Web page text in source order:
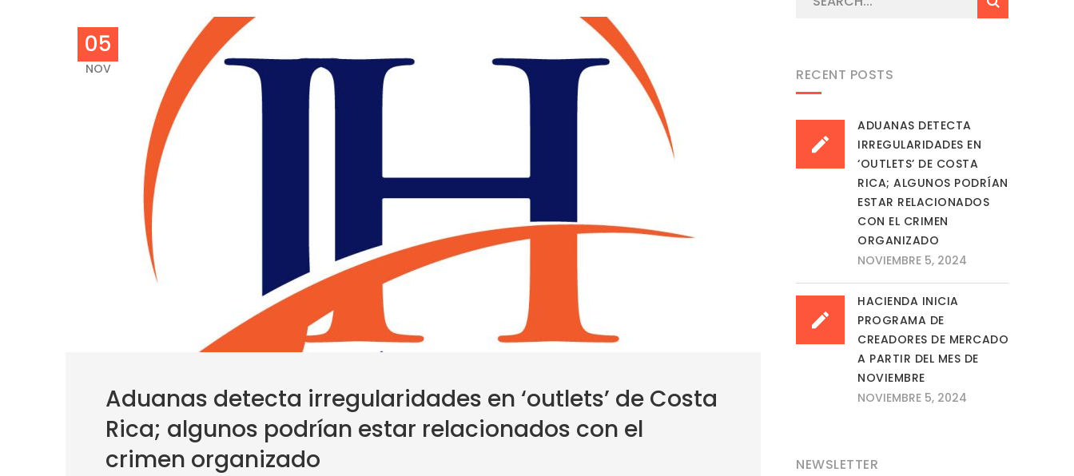
05
NOV
Aduanas detecta irregularidades en ‘outlets’ de Costa
Rica; algunos podrían estar relacionados con el
crimen organizado
RECENT POSTS
ADUANAS DETECTA
IRREGULARIDADES EN
‘OUTLETS’ DE COSTA
RICA; ALGUNOS PODRÍAN
ESTAR RELACIONADOS
CON EL CRIMEN
ORGANIZADO
NOVIEMBRE 5, 2024
HACIENDA INICIA
PROGRAMA DE
CREADORES DE MERCADO
A PARTIR DEL MES DE
NOVIEMBRE
NOVIEMBRE 5, 2024
NEWSLETTER